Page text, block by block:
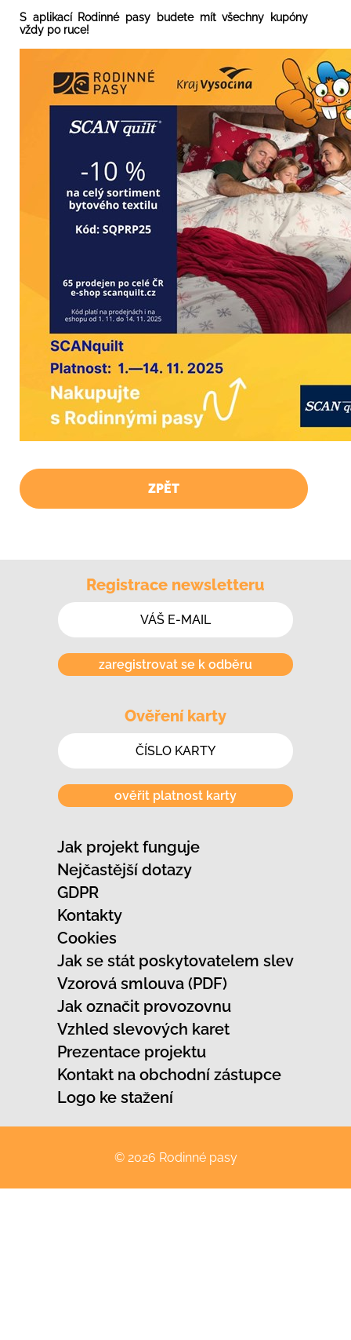
S aplikací Rodinné pasy budete mít všechny kupóny
vždy po ruce!
ZPĚT
Jak projekt funguje
Nejčastější dotazy
GDPR
Kontakty
Cookies
Jak se stát poskytovatelem slev
Registrace newsletteru
zaregistrovat se k odběru
Ověření karty
ověřit platnost karty
Vzorová smlouva (PDF)
Jak označit provozovnu
Vzhled slevových karet
Prezentace projektu
Kontakt na obchodní zástupce
Logo ke stažení
© 2026 Rodinné pasy